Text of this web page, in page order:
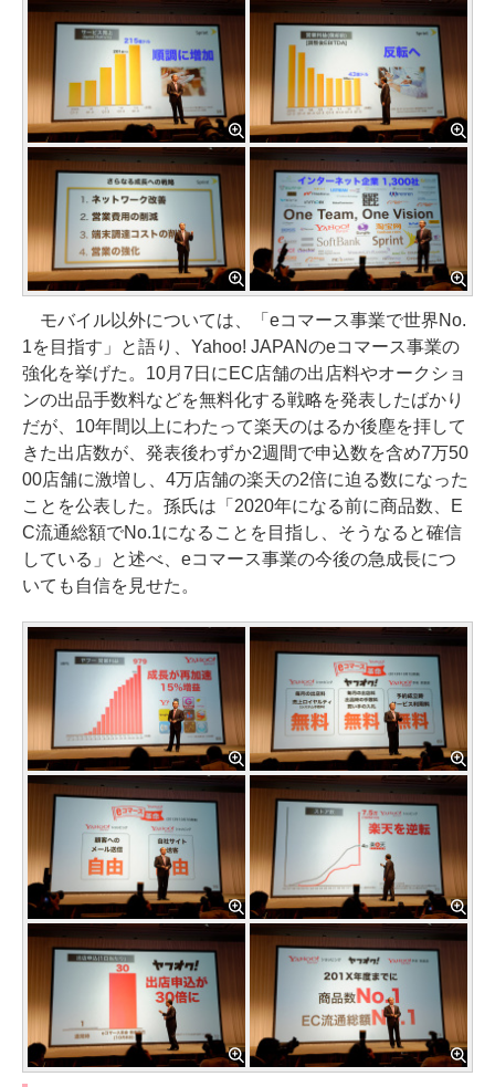
モバイル以外については、「eコマース事業で世界No.
1を目指す」と語り、Yahoo! JAPANのeコマース事業の
強化を挙げた。10月7日にEC店舗の出店料やオークショ
ンの出品手数料などを無料化する戦略を発表したばかり
だが、10年間以上にわたって楽天のはるか後塵を拝して
きた出店数が、発表後わずか2週間で申込数を含め7万50
00店舗に激増し、4万店舗の楽天の2倍に迫る数になった
ことを公表した。孫氏は「2020年になる前に商品数、E
C流通総額でNo.1になることを目指し、そうなると確信
している」と述べ、eコマース事業の今後の急成長につ
いても自信を見せた。